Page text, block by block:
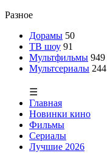
Разное
Дорамы 50
ТВ шоу 91
Мультфильмы 949
Мультсериалы 244
☰
Главная
Новинки кино
Фильмы
Сериалы
Лучшие 2026